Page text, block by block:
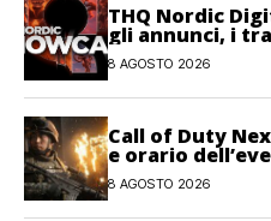
THQ Nordic
gli annunci, i
dell’evento
8 AGOSTO 2026
Call of Duty
e orario
Warfare 4
8 AGOSTO 2026